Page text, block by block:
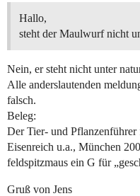
Hallo,
steht der Maulwurf nicht
Nein, er steht nicht unter
Alle anderslautenden
falsch.
Beleg:
Der Tier- und
Eisenreich u.a., München
feldspitzmaus ein G für
Gruß von Jens